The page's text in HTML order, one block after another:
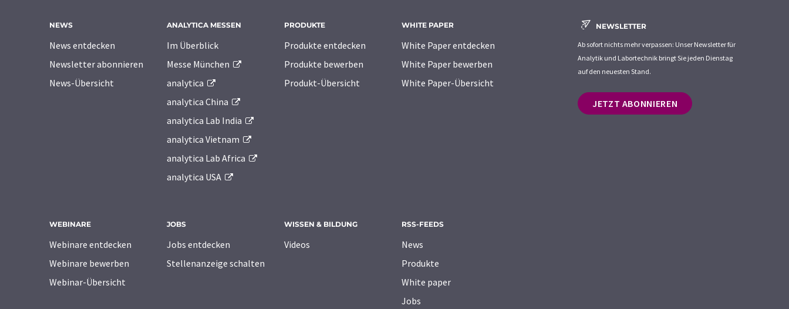
NEWS
News entdecken
Newsletter abonnieren
News-Übersicht
ANALYTICA MESSEN
Im Überblick
Messe München
analytica
analytica China
analytica Lab India
analytica Vietnam
analytica Lab Africa
analytica USA
PRODUKTE
Produkte entdecken
Produkte bewerben
Produkt-Übersicht
WHITE PAPER
White Paper entdecken
White Paper bewerben
White Paper-Übersicht
WEBINARE
Webinare entdecken
Webinare bewerben
Webinar-Übersicht
JOBS
Jobs entdecken
Stellenanzeige schalten
WISSEN & BILDUNG
Videos
RSS-FEEDS
News
Produkte
White paper
Jobs
NEWSLETTER
Ab sofort nichts mehr verpassen: Unser Newsletter für
Analytik und Labortechnik bringt Sie jeden Dienstag
auf den neuesten Stand.
JETZT ABONNIEREN